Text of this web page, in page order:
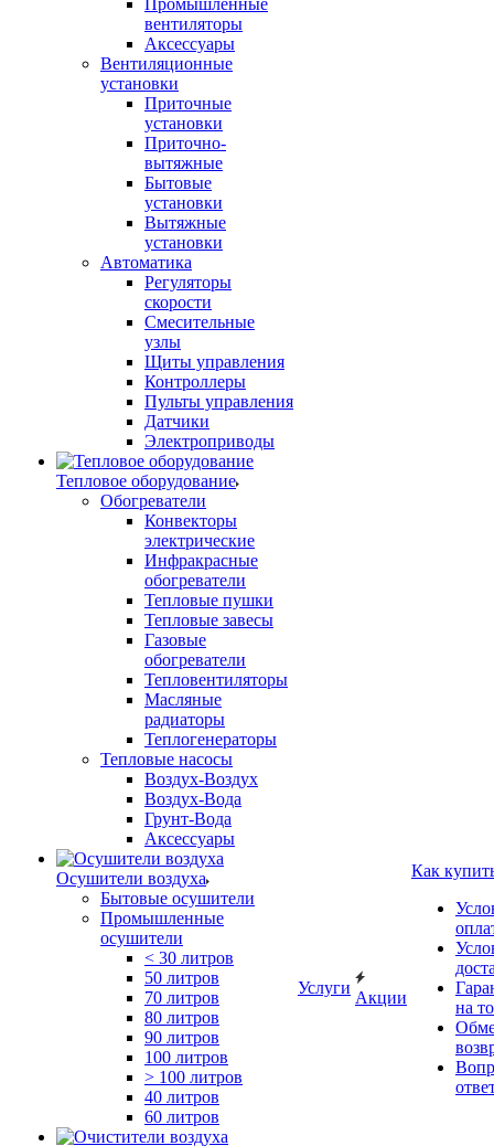
Промышленные
вентиляторы
Аксессуары
Вентиляционные
установки
Приточные
установки
Приточно-
вытяжные
Бытовые
установки
Вытяжные
установки
Автоматика
Регуляторы
скорости
Смесительные
узлы
Щиты управления
Контроллеры
Пульты управления
Датчики
Электроприводы
Тепловое оборудование
Обогреватели
Конвекторы
электрические
Инфракрасные
обогреватели
Тепловые пушки
Тепловые завесы
Газовые
обогреватели
Тепловентиляторы
Масляные
радиаторы
Теплогенераторы
Тепловые насосы
Воздух-Воздух
Воздух-Вода
Грунт-Вода
Аксессуары
Осушители воздуха
Бытовые осушители
Промышленные
осушители
< 30 литров
50 литров
70 литров
80 литров
90 литров
100 литров
> 100 литров
40 литров
60 литров
Услуги
Акции
Как
на